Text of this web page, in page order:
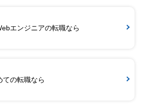
エンジニアの転職なら
ての転職なら